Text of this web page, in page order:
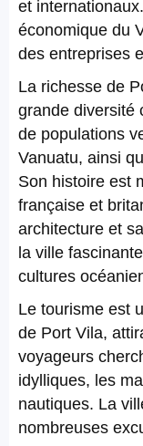
et
économique du
des entreprises
La richesse de
grande diversité
de populations
Vanuatu, ainsi
Son histoire est
française et
architecture et
la ville
cultures
Le tourisme est
de Port Vila,
voyageurs
idylliques, les
nautiques. La
nombreuses